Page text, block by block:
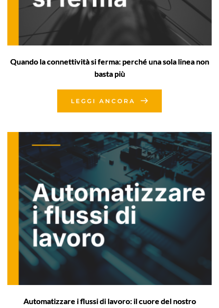
Quando la connettività si ferma: perché una sola linea non
basta più
LEGGI ANCORA
Automatizzare i flussi di lavoro: il cuore del nostro